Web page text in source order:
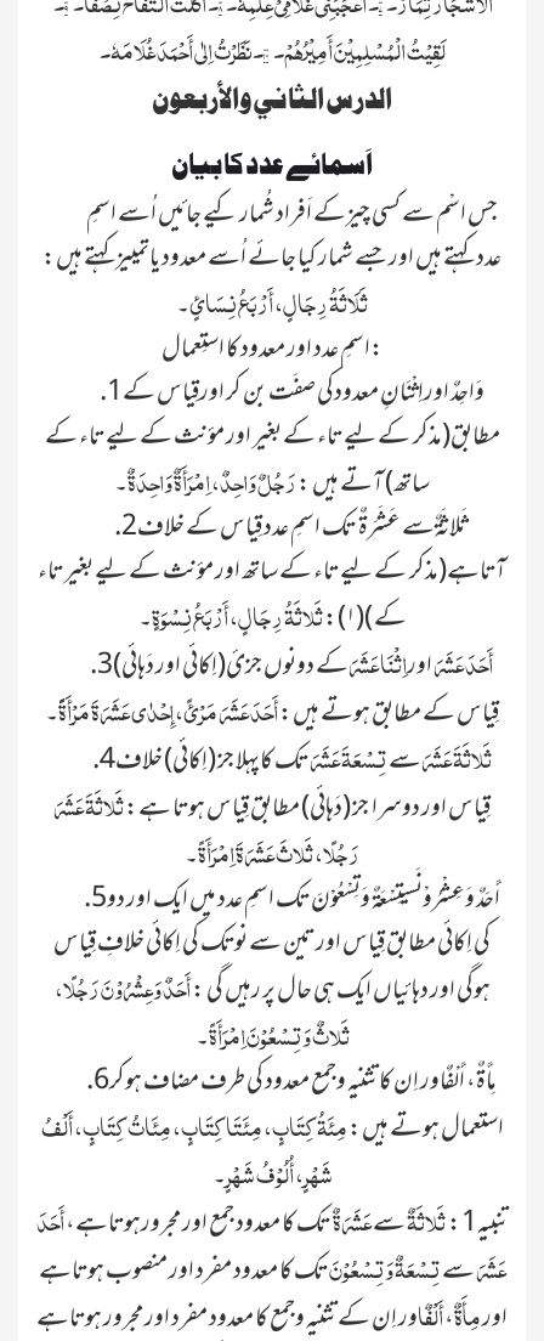
لَقِیْتُ الْمُسْلِمِیْنَ أَمِیْرُہُمْ۔ ۱۰۔نَظَرْتُ اِلٰی أَحْمَدَ غُلَامَہٗ۔
الدرس الثاني والأربعون
اَسمائے عدد کا بیان
جس اسْم سے کسی چیزکے اَفراد شُمار کیے جائیں اُسے اسمِ
عدد کہتے ہیں اور جسے شمار کیا جائے اُسے معدود یاتمییزکہتے ہیں:
ثَلَاثَۃُ رِجَالٍ، أَرْبَعُ نِسَائٍ۔
اسمِ عدد اور معدود کا استِعمال:
.1وَاحِدٌ اوراِثْنَانِ معدودکی صفَت بن کر اورقِیاس کے
مطابق(مذکر کے لیے تاء کے بغیر اور مؤنث کے لیے تاء کے
ساتھ) آتے ہیں :رَجُلٌ وَاحِدٌ، اِمْرَأَۃٌ وَاحِدَۃٌ۔
.2ثَلاثَۃٌسے عَشَرَۃٌ تک اسمِ عدد قِیاس کے خلاف
آتاہے(مذکر کے لیے تاء کے ساتھ اور مؤنث کے لیے بغیر تاء
کے )(۱):
ثَلاثَۃُ رِجَالٍ، أَرْبَعُ نِسْوَۃٍ۔
.3
أَحَدَ عَشَرَاوراِثْنَا عَشَکے دونوں جزئ(اِکائی اور دَہائی)
قِیاس کے مطابق ہوتے ہیں:أَحَدَ عَشَرَ مَرْئً، إِحْدٰی عَشَرَۃَ مَرْأَۃًً۔
.4
ثَلاثَۃَ عَشَرَسےتِسْعَۃَ عَشَتک کاپہلا جز (اِکائی) خلاف
قِیاس اور دوسرا جز (دَہائی) مطابق قِیاس ہوتا ہے:ثَلاثَۃَ عَشَرَ
رَجُلًا، ثَلاثَ عَشَرَۃَ اِمْرَأَۃً۔
.5أَحَدٌ وَعِشْرُوْنَسیتِسْعَۃٌ وَتِسْعُوْنَ تک اسمِ عدد میں ایک اور دو
کی اِکائی مطابق قِیاس اور تین سے نوتک کی اِکائی خلافِ قِیاس
ہوگی اور دہائیاں ایک ہی حال پر رہیں گی :أَحَدٌ وَعِشْرُوْنَ رَجُلًا،
ثَلاثٌ وَتِسْعُوْنَ اِمْرَأَۃً۔
.6مِأَۃٌ، أَلْفٌاور اِن کا تثنیہ وجمع معدود کی طرف مضاف ہوکر
استعمال ہوتے ہیں:مِئَۃُ کِتَابٍ، مِئَتَا کِتَابٍ، مِئَاتُ کِتَابٍ، أَلْفُ
شَھْرٍ، أُلُوْفُ شَہْرٍ۔
تنبیہ1:
ثَلاثَۃٌسےعَشَرَۃٌتک کا معدود جمع اور مجرورہوتاہے،أَحَدَ
عَشَرَسےتِسْعَۃٌ وَتِسْعُوْنَتک کا معدود مفرد اور منصوب ہوتاہے
اورمِأَۃٌ،أَلْفٌاور اِن کے تثنیہ وجمع کا معدود مفرد اور مجرور ہوتاہے